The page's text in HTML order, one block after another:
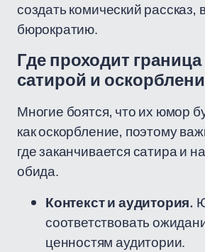
создать комический
бюрократию.
Где проходит
сатирой и
Многие боятся, что их юмор
как оскорбление, поэтому
где заканчивается сатира и
обида.
Контекст и аудитория.
соответствовать
ценностям аудитории.